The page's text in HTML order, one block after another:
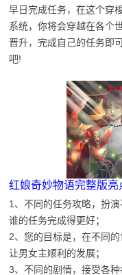
早日完成任务，在这个穿
系统，你将会穿越在各个
晋升，完成自己的任务即
吧!
红娘奇妙物语完整版亮
1、不同的任务攻略，扮
谁的任务完成得更好；
2、您的目标是，在不同
让男女主顺利的发展；
3、不同的剧情，接受各种